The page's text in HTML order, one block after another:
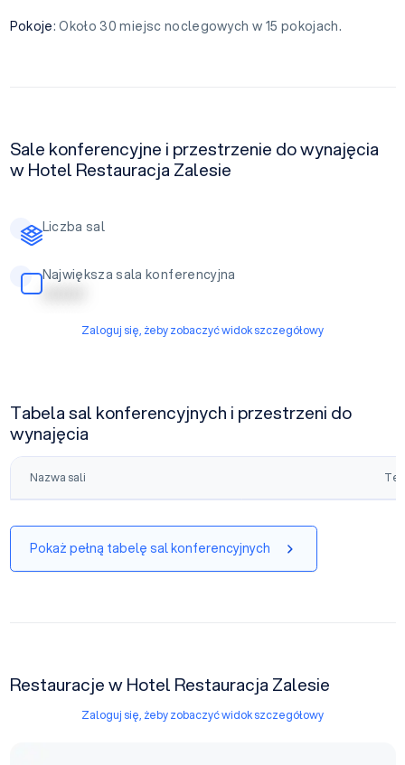
Pokoje: Około 30 miejsc noclegowych w 15 pokojach.
Sale konferencyjne i przestrzenie do wynajęcia
w Hotel Restauracja Zalesie
Liczba sal
Największa sala konferencyjna
| | | | | | | |
Zaloguj się, żeby zobaczyć widok szczegółowy
Tabela sal konferencyjnych i przestrzeni do
wynajęcia
Nazwa sali
Pokaż pełną tabelę sal konferencyjnych
Restauracje w Hotel Restauracja Zalesie
Zaloguj się, żeby zobaczyć widok szczegółowy